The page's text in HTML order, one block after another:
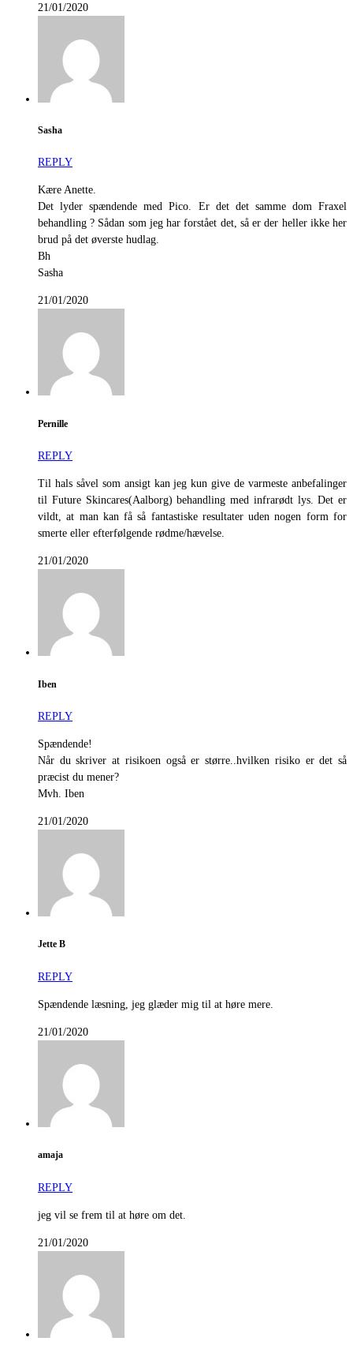
21/01/2020
Sasha
REPLY
Kære Anette.
Det lyder spændende med Pico. Er det det samme dom Fraxel
behandling ? Sådan som jeg har forstået det, så er der heller ikke her
brud på det øverste hudlag.
Bh
Sasha
21/01/2020
Pernille
REPLY
Til hals såvel som ansigt kan jeg kun give de varmeste anbefalinger
til Future Skincares(Aalborg) behandling med infrarødt lys. Det er
vildt, at man kan få så fantastiske resultater uden nogen form for
smerte eller efterfølgende rødme/hævelse.
21/01/2020
Iben
REPLY
Spændende!
Når du skriver at risikoen også er større..hvilken risiko er det så
præcist du mener?
Mvh. Iben
21/01/2020
Jette B
REPLY
Spændende læsning, jeg glæder mig til at høre mere.
21/01/2020
amaja
REPLY
jeg vil se frem til at høre om det.
21/01/2020